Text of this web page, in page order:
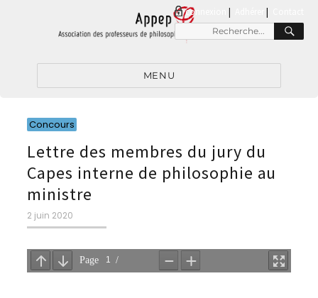
connexion |
Recherche
pour
MENU
Concours
Lettre des membres du jury du
Capes interne de philosophie au
ministre
Publié
le
2 juin 2020